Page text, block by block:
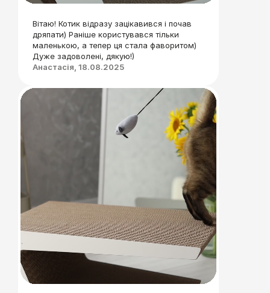
Вітаю! Котик відразу зацікавився і почав
дряпати) Раніше користувався тільки
маленькою, а тепер ця стала фаворитом)
Дуже задоволені, дякую!)
Анастасія, 18.08.2025